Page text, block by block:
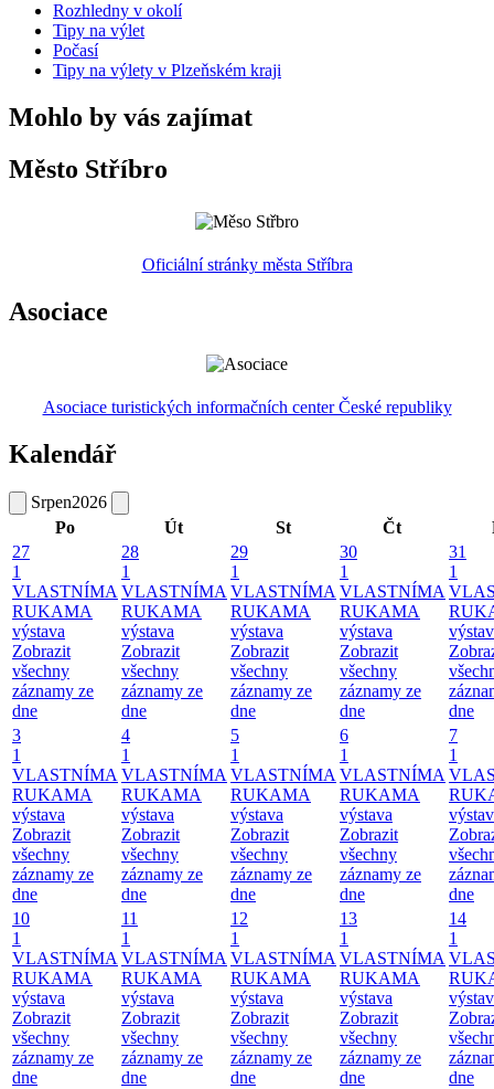
Rozhledny v okolí
Tipy na výlet
Počasí
Tipy na výlety v Plzeňském kraji
Mohlo by vás zajímat
Město Stříbro
Oficiální stránky města Stříbra
Asociace
Asociace turistických informačních center České republiky
Kalendář
Srpen2026
Po
Út St Čt
27
1
VLASTNÍMA
RUKAMA
výstava
Zobrazit
všechny
záznamy ze
dne
28
1
VLASTNÍMA
RUKAMA
výstava
Zobrazit
všechny
záznamy ze
dne
29
1
VLASTNÍMA
RUKAMA
výstava
Zobrazit
všechny
záznamy ze
dne
30
1
VLASTNÍMA
RUKAMA
výstava
Zobrazit
všechny
záznamy ze
dne
31
1
dne
3
1
VLASTNÍMA
RUKAMA
výstava
Zobrazit
všechny
záznamy ze
dne
4
1
VLASTNÍMA
RUKAMA
výstava
Zobrazit
všechny
záznamy ze
dne
5
1
VLASTNÍMA
RUKAMA
výstava
Zobrazit
všechny
záznamy ze
dne
6
1
VLASTNÍMA
RUKAMA
výstava
Zobrazit
všechny
záznamy ze
dne
7
1
dne
10
1
VLASTNÍMA
RUKAMA
výstava
Zobrazit
všechny
záznamy ze
dne
11
1
VLASTNÍMA
RUKAMA
výstava
Zobrazit
všechny
záznamy ze
dne
12
1
VLASTNÍMA
RUKAMA
výstava
Zobrazit
všechny
záznamy ze
dne
13
1
VLASTNÍMA
RUKAMA
výstava
Zobrazit
všechny
záznamy ze
dne
14
1
dne